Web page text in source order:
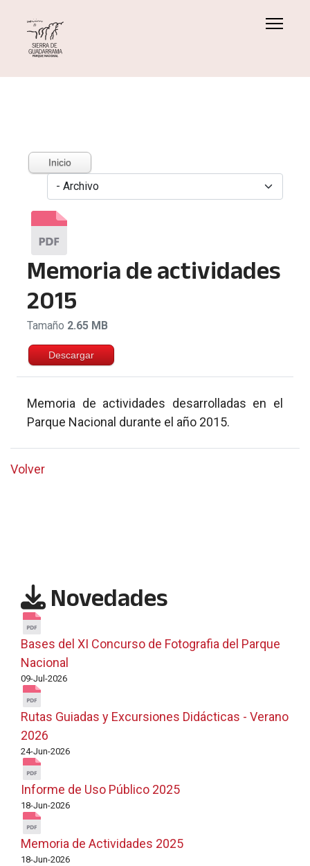
Inicio
Memoria de actividades
2015
Tamaño 2.65 MB
Descargar
Memoria de actividades desarrolladas en el
Parque Nacional durante el año 2015.
Volver
Novedades
Bases del XI Concurso de Fotografia del Parque
Nacional
09-Jul-2026
Rutas Guiadas y Excursiones Didácticas - Verano
2026
24-Jun-2026
Informe de Uso Público 2025
18-Jun-2026
Memoria de Actividades 2025
18-Jun-2026